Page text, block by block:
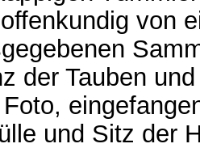
von
der Tauben
und Sitz der